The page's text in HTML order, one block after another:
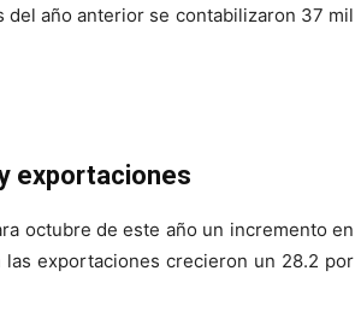
del año anterior se contabilizaron 37 mil
exportaciones
octubre de este año un incremento en
exportaciones crecieron un 28.2 por